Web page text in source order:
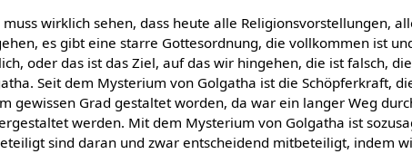
muss wirklich sehen, dass heute alle Religionsvorstellungen,
es gibt eine starre Gottesordnung, die vollkommen ist
oder das ist das Ziel, auf das wir hingehen, die ist falsch,
Seit dem Mysterium von Golgatha ist die Schöpferkraft,
gewissen Grad gestaltet worden, da war ein langer Weg
werden. Mit dem Mysterium von Golgatha ist
sind daran und zwar entscheidend mitbeteiligt, indem